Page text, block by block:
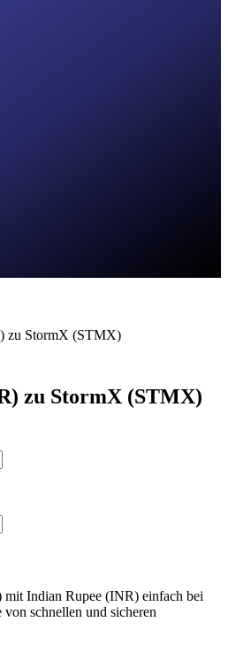
zu StormX (STMX)
zu StormX (STMX)
Indian Rupee (INR) einfach bei
schnellen und sicheren